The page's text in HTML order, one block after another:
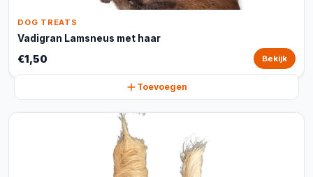
DOG TREATS
Vadigran Lamsneus met haar
€1,50 Bekijk
Toevoegen